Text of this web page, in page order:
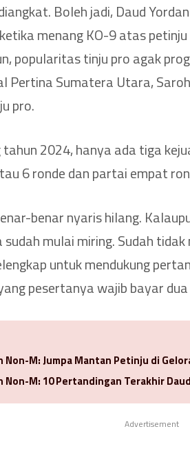
Boleh jadi, Daud
menang KO-9 atas
popularitas tinju pro agak
Pertina Sumatera Utara,
pro.
tahun 2024, hanya ada tiga
6 ronde dan partai empat
benar nyaris hilang.
sudah mulai miring. Sudah
untuk mendukung
pesertanya wajib bayar
Non-M: Jumpa Mantan Petinju di
Non-M: 10 Pertandingan Terakhir
Advertisement